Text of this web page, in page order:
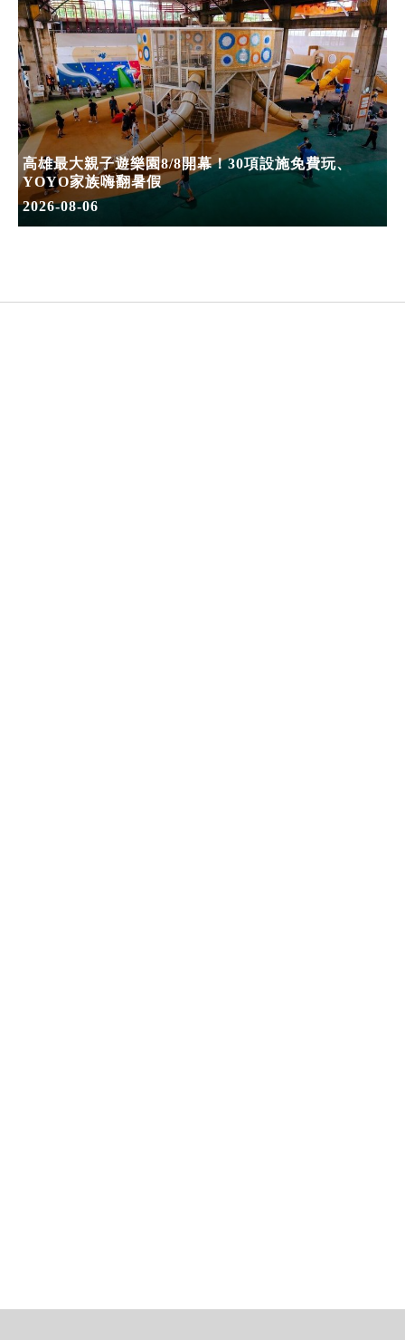
高雄最大親子遊樂園8/8開幕！30項設施免費玩、
YOYO家族嗨翻暑假
2026-08-06